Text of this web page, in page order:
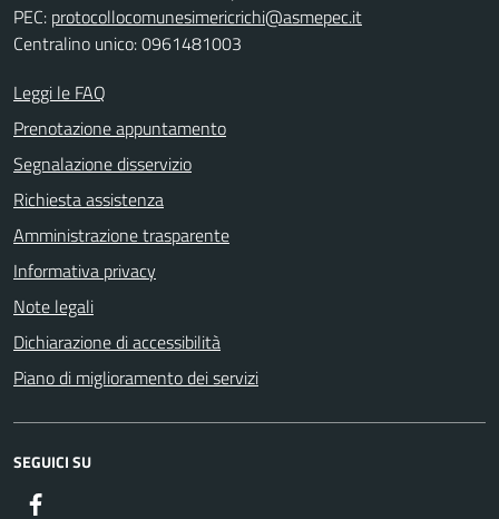
PEC: protocollocomunesimericrichi@asmepec.it
Centralino unico: 0961481003
Leggi le FAQ
Prenotazione appuntamento
Segnalazione disservizio
Richiesta assistenza
Amministrazione trasparente
Informativa privacy
Note legali
Dichiarazione di accessibilità
Piano di miglioramento dei servizi
SEGUICI SU